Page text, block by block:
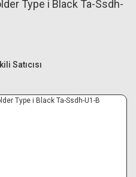
Setler
Alışverişe
Type i Black Ta-Ssdh-
Satıcısı